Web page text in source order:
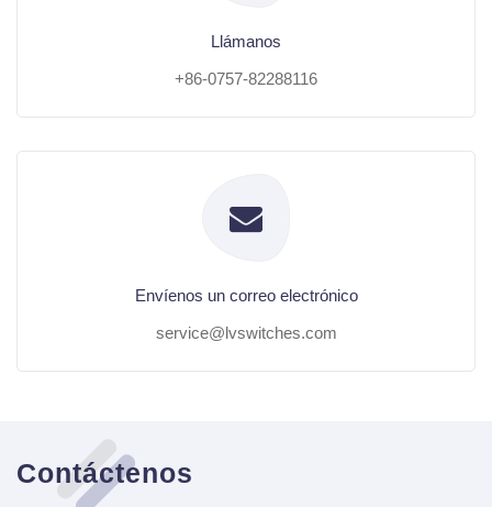
Llámanos
+86-0757-82288116
Envíenos un correo electrónico
service@lvswitches.com
Contáctenos